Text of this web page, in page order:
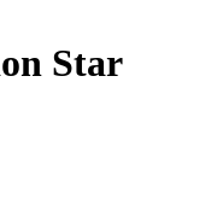
Star